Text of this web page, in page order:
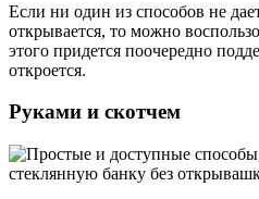
Если ни один из способов не
открывается, то можно
этого придется поочередно
откроется.
Руками и скотчем